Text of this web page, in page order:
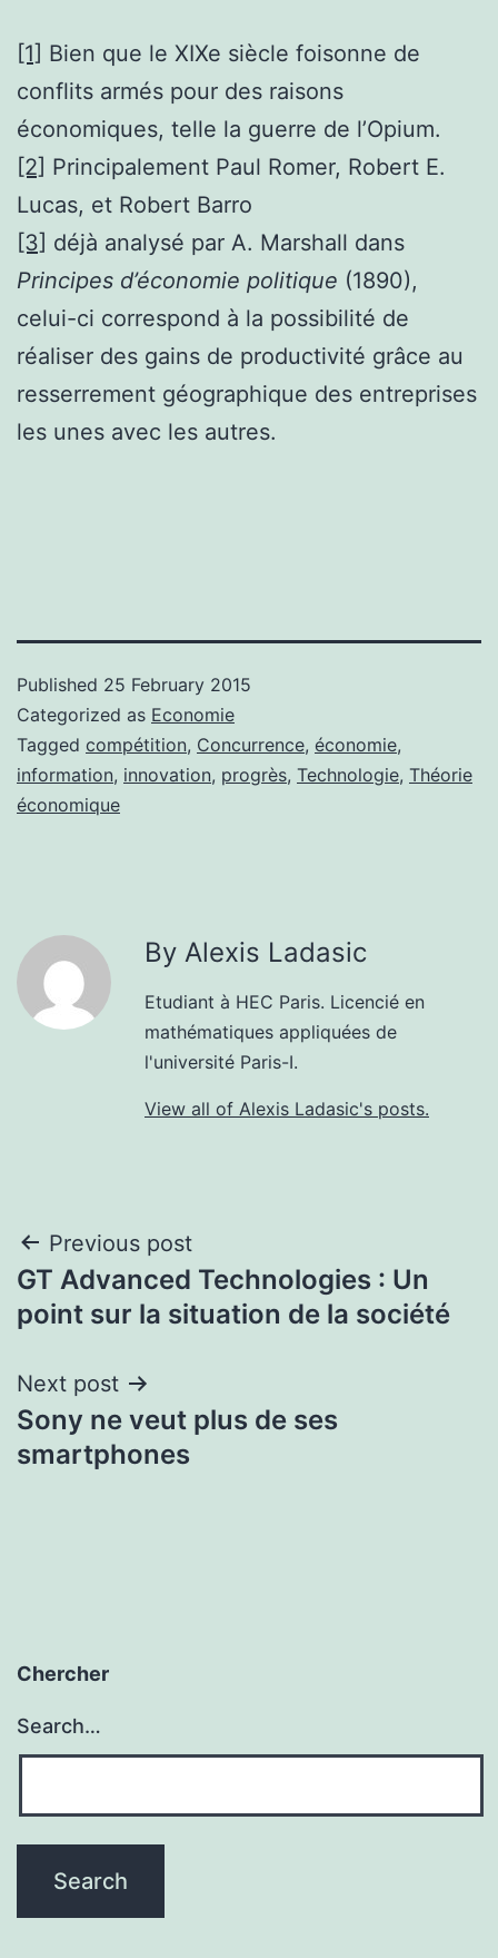
[1] Bien que le XIXe siècle foisonne de
conflits armés pour des raisons
économiques, telle la guerre de l’Opium.
[2] Principalement Paul Romer, Robert E.
Lucas, et Robert Barro
[3] déjà analysé par A. Marshall dans
Principes d’économie politique (1890),
celui-ci correspond à la possibilité de
réaliser des gains de productivité grâce au
resserrement géographique des entreprises
les unes avec les autres.
Published 25 February 2015
Categorized as Economie
Tagged compétition, Concurrence, économie,
information, innovation, progrès, Technologie, Théorie
économique
By Alexis Ladasic
Etudiant à HEC Paris. Licencié en
mathématiques appliquées de
l'université Paris-I.
View all of Alexis Ladasic's posts.
Post
navigation
Previous post
GT Advanced Technologies : Un
point sur la situation de la société
Next post
Sony ne veut plus de ses
smartphones
Chercher
Search…